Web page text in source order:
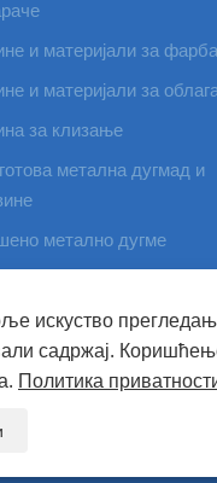
и материјали за
и материјали за
за клизање
метална дугмад и
метално дугме
Екпорт Цо., Лтд. -
искуство
садржај.
Политика